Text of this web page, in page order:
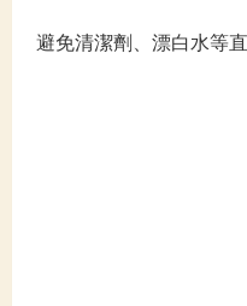
避免清潔劑、漂白水等